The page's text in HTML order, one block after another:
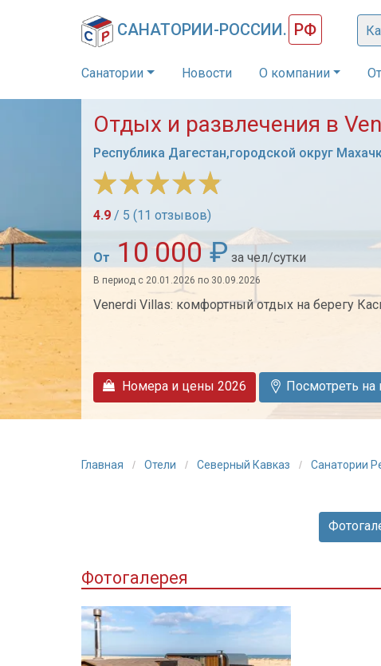
САНАТОРИИ-РОССИИ. РФ
Санатории Новости О компании
Отдых и развлечения в
Республика Дагестан,городской округ
4.9 / 5 (11 отзывов)
От 10 000₽ за чел/сутки
В период с 20.01.2026 по 30.09.2026
Venerdi Villas: комфортный отдых на берегу
Номера и цены 2026 Посмотреть на
Главная Отели Северный Кавказ Санатории
Фотогалерея